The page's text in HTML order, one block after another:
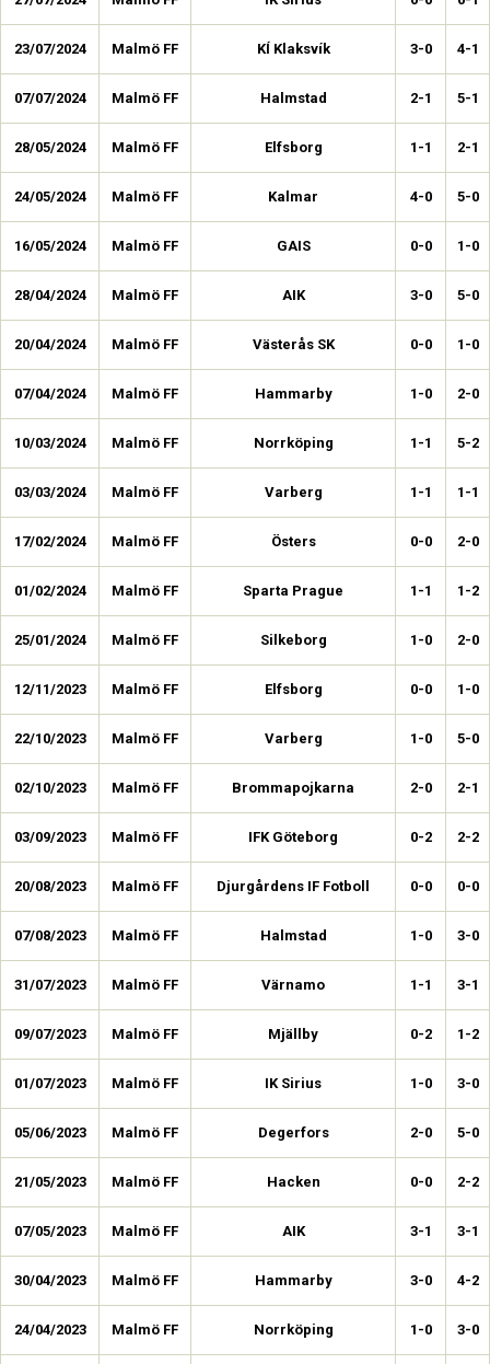
23/07/2024 Malmö FF KÍ Klaksvík 3-0 4-1
07/07/2024 Malmö FF Halmstad 2-1 5-1
28/05/2024 Malmö FF Elfsborg 1-1 2-1
24/05/2024 Malmö FF Kalmar 4-0 5-0
16/05/2024 Malmö FF GAIS 0-0 1-0
28/04/2024 Malmö FF AIK 3-0 5-0
20/04/2024 Malmö FF Västerås SK 0-0 1-0
07/04/2024 Malmö FF Hammarby 1-0 2-0
10/03/2024 Malmö FF Norrköping 1-1 5-2
03/03/2024 Malmö FF Varberg 1-1 1-1
17/02/2024 Malmö FF Östers 0-0 2-0
01/02/2024 Malmö FF Sparta Prague 1-1 1-2
25/01/2024 Malmö FF Silkeborg 1-0 2-0
12/11/2023 Malmö FF Elfsborg 0-0 1-0
22/10/2023 Malmö FF Varberg 1-0 5-0
02/10/2023 Malmö FF Brommapojkarna 2-0 2-1
03/09/2023 Malmö FF IFK Göteborg 0-2 2-2
20/08/2023 Malmö FF Djurgårdens IF Fotboll 0-0 0-0
07/08/2023 Malmö FF Halmstad 1-0 3-0
31/07/2023 Malmö FF Värnamo 1-1 3-1
09/07/2023 Malmö FF Mjällby 0-2 1-2
01/07/2023 Malmö FF IK Sirius 1-0 3-0
05/06/2023 Malmö FF Degerfors 2-0 5-0
21/05/2023 Malmö FF Hacken 0-0 2-2
07/05/2023 Malmö FF AIK 3-1 3-1
30/04/2023 Malmö FF Hammarby 3-0 4-2
24/04/2023 Malmö FF Norrköping 1-0 3-0